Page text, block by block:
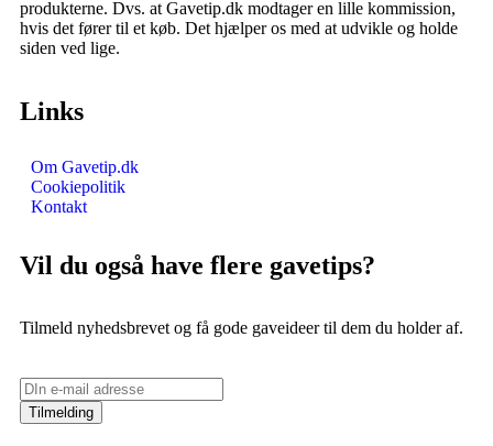
produkterne. Dvs. at Gavetip.dk modtager en lille kommission,
hvis det fører til et køb. Det hjælper os med at udvikle og holde
siden ved lige.
Links
Om Gavetip.dk
Cookiepolitik
Kontakt
Vil du også have flere gavetips?
Tilmeld nyhedsbrevet og få gode gaveideer til dem du holder af.
Tilmelding